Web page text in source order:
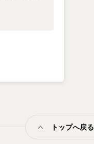
トップへ戻る